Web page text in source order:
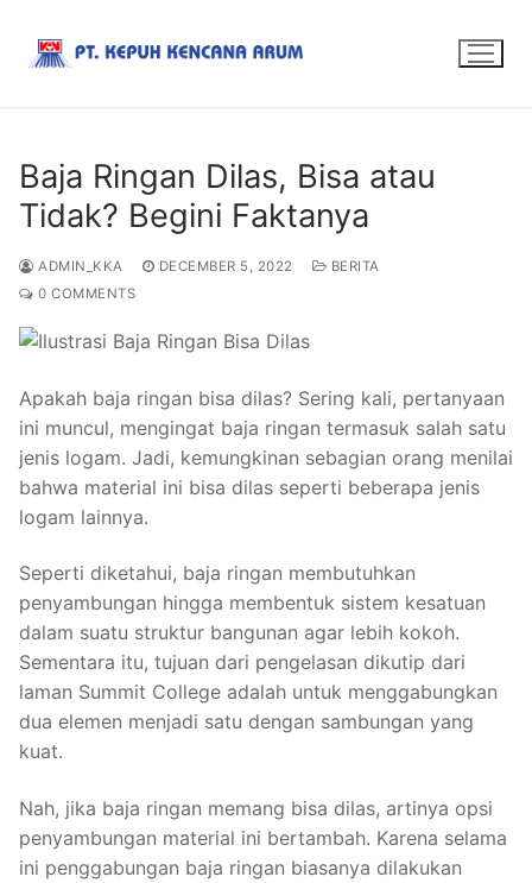
Baja Ringan Dilas, Bisa atau
Tidak? Begini Faktanya
ADMIN_KKA DECEMBER 5, 2022
BERITA
0 COMMENTS
Apakah baja ringan bisa dilas? Sering kali, pertanyaan
ini muncul, mengingat baja ringan termasuk salah satu
jenis logam. Jadi, kemungkinan sebagian orang menilai
bahwa material ini bisa dilas seperti beberapa jenis
logam lainnya.
Seperti diketahui, baja ringan membutuhkan
penyambungan hingga membentuk sistem kesatuan
dalam suatu struktur bangunan agar lebih kokoh.
Sementara itu, tujuan dari pengelasan dikutip dari
laman Summit College adalah untuk menggabungkan
dua elemen menjadi satu dengan sambungan yang
kuat.
Nah, jika baja ringan memang bisa dilas, artinya opsi
penyambungan material ini bertambah. Karena selama
ini penggabungan baja ringan biasanya dilakukan